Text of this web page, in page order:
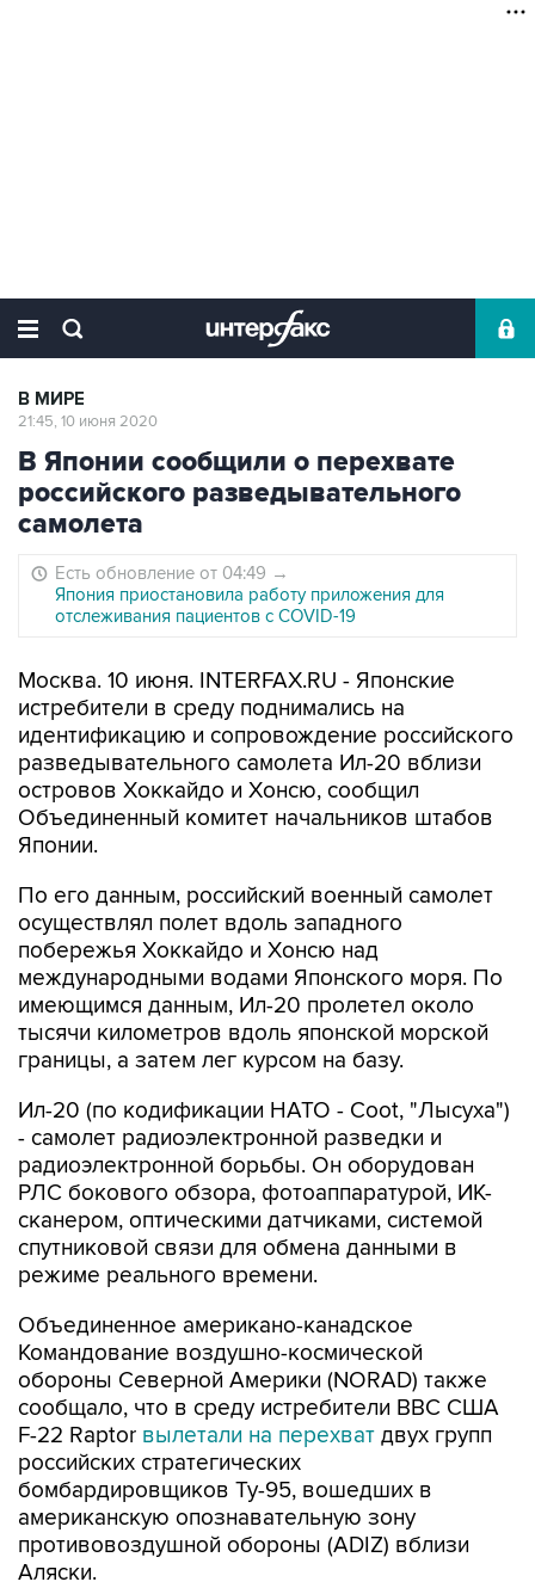
В МИРЕ
21:45, 10 июня 2020
В Японии сообщили о перехвате
российского разведывательного
самолета
Есть обновление от 04:49 →
Япония приостановила работу приложения для
отслеживания пациентов с COVID-19
Москва. 10 июня. INTERFAX.RU - Японские
истребители в среду поднимались на
идентификацию и сопровождение российского
разведывательного самолета Ил-20 вблизи
островов Хоккайдо и Хонсю, сообщил
Объединенный комитет начальников штабов
Японии.
По его данным, российский военный самолет
осуществлял полет вдоль западного
побережья Хоккайдо и Хонсю над
международными водами Японского моря. По
имеющимся данным, Ил-20 пролетел около
тысячи километров вдоль японской морской
границы, а затем лег курсом на базу.
Ил-20 (по кодификации НАТО - Coot, "Лысуха")
- самолет радиоэлектронной разведки и
радиоэлектронной борьбы. Он оборудован
РЛС бокового обзора, фотоаппаратурой, ИК-
сканером, оптическими датчиками, системой
спутниковой связи для обмена данными в
режиме реального времени.
Объединенное американо-канадское
Командование воздушно-космической
обороны Северной Америки (NORAD) также
сообщало, что в среду истребители ВВС США
F-22 Raptor вылетали на перехват двух групп
российских стратегических
бомбардировщиков Ту-95, вошедших в
американскую опознавательную зону
противовоздушной обороны (ADIZ) вблизи
Аляски.